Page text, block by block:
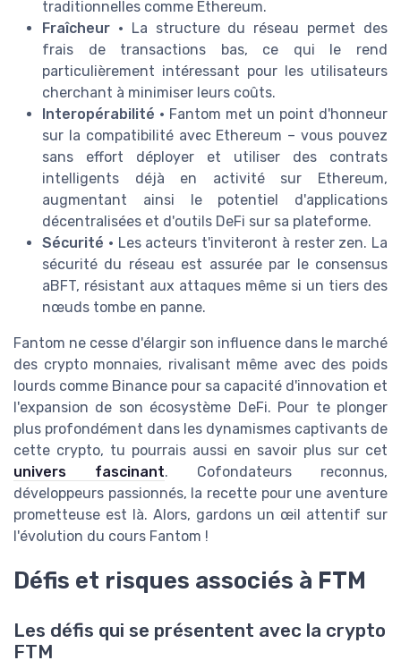
traditionnelles comme Ethereum.
Fraîcheur • La structure du réseau permet des
frais de transactions bas, ce qui le rend
particulièrement intéressant pour les utilisateurs
cherchant à minimiser leurs coûts.
Interopérabilité • Fantom met un point d'honneur
sur la compatibilité avec Ethereum – vous pouvez
sans effort déployer et utiliser des contrats
intelligents déjà en activité sur Ethereum,
augmentant ainsi le potentiel d'applications
décentralisées et d'outils DeFi sur sa plateforme.
Sécurité • Les acteurs t'inviteront à rester zen. La
sécurité du réseau est assurée par le consensus
aBFT, résistant aux attaques même si un tiers des
nœuds tombe en panne.
Fantom ne cesse d'élargir son influence dans le marché
des crypto monnaies, rivalisant même avec des poids
lourds comme Binance pour sa capacité d'innovation et
l'expansion de son écosystème DeFi. Pour te plonger
plus profondément dans les dynamismes captivants de
cette crypto, tu pourrais aussi en savoir plus sur cet
univers fascinant. Cofondateurs reconnus,
développeurs passionnés, la recette pour une aventure
prometteuse est là. Alors, gardons un œil attentif sur
l'évolution du cours Fantom !
Défis et risques associés à FTM
Les défis qui se présentent avec la crypto
FTM